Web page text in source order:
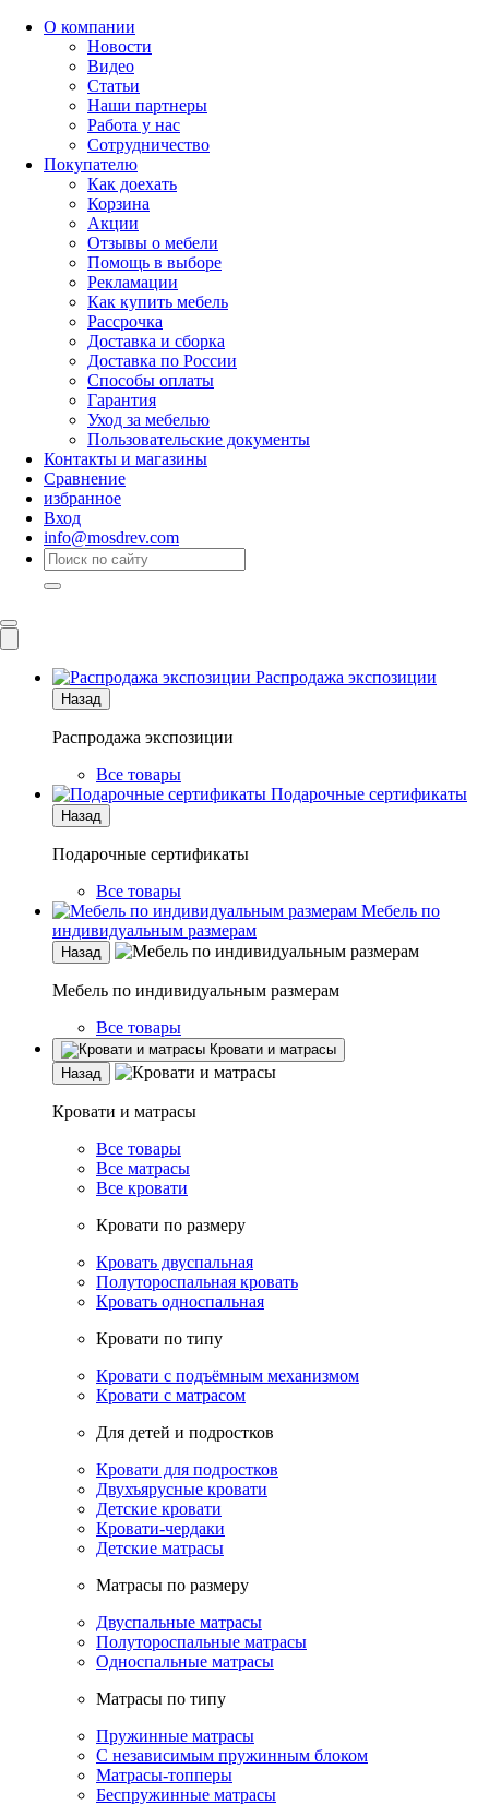
О компании
Новости
Видео
Статьи
Наши партнеры
Работа у нас
Сотрудничество
Покупателю
Как доехать
Корзина
Акции
Отзывы о мебели
Помощь в выборе
Рекламации
Как купить мебель
Рассрочка
Доставка и сборка
Доставка по России
Способы оплаты
Гарантия
Уход за мебелью
Пользовательские документы
Контакты и магазины
Сравнение
избранное
Вход
info@mosdrev.com
Распродажа экспозиции
Назад
Распродажа экспозиции
Все товары
Подарочные сертификаты
Назад
Подарочные сертификаты
Все товары
Мебель по
индивидуальным размерам
Назад
Мебель по индивидуальным размерам
Все товары
Кровати и матрасы
Назад
Кровати и матрасы
Все товары
Все матрасы
Все кровати
Кровати по размеру
Кровать двуспальная
Полутороспальная кровать
Кровать односпальная
Кровати по типу
Кровати с подъёмным механизмом
Кровати с матрасом
Для детей и подростков
Кровати для подростков
Двухъярусные кровати
Детские кровати
Кровати-чердаки
Детские матрасы
Матрасы по размеру
Двуспальные матрасы
Полутороспальные матрасы
Односпальные матрасы
Матрасы по типу
Пружинные матрасы
С независимым пружинным блоком
Матрасы-топперы
Беспружинные матрасы